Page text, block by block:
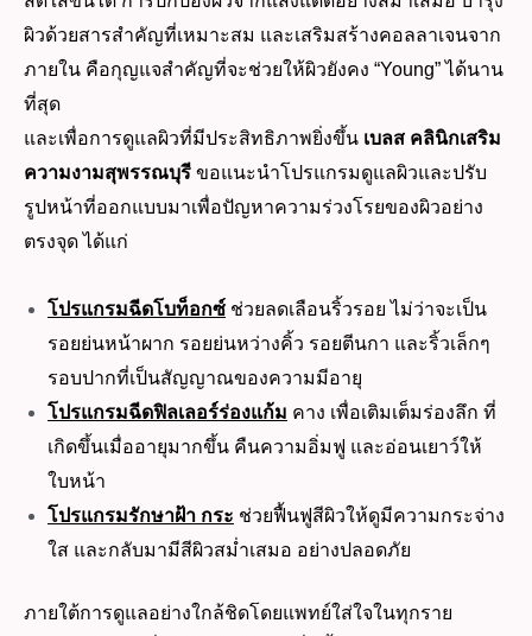
ผิวด้วยสารสำคัญที่เหมาะสม และเสริมสร้างคอลลาเจนจาก
ภายใน คือกุญแจสำคัญที่จะช่วยให้ผิวยังคง “Young” ได้นาน
ที่สุด
และเพื่อการดูแลผิวที่มีประสิทธิภาพยิ่งขึ้น เบลส คลินิกเสริม
ความงามสุพรรณบุรี ขอแนะนำโปรแกรมดูแลผิวและปรับ
รูปหน้าที่ออกแบบมาเพื่อปัญหาความร่วงโรยของผิวอย่าง
ตรงจุด ได้แก่
โปรแกรมฉีดโบท็อกซ์ ช่วยลดเลือนริ้วรอย ไม่ว่าจะเป็น
รอยย่นหน้าผาก รอยย่นหว่างคิ้ว รอยตีนกา และริ้วเล็กๆ
รอบปากที่เป็นสัญญาณของความมีอายุ
โปรแกรมฉีดฟิลเลอร์ร่องแก้ม คาง เพื่อเติมเต็มร่องลึก ที่
เกิดขึ้นเมื่ออายุมากขึ้น คืนความอิ่มฟู และอ่อนเยาว์ให้
ใบหน้า
โปรแกรมรักษาฝ้า กระ ช่วยฟื้นฟูสีผิวให้ดูมีความกระจ่าง
ใส และกลับมามีสีผิวสม่ำเสมอ อย่างปลอดภัย
ภายใต้การดูแลอย่างใกล้ชิดโดยแพทย์ใส่ใจในทุกราย